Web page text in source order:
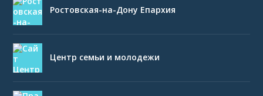
Ростовская-на-Дону Епархия
Центр семьи и молодежи